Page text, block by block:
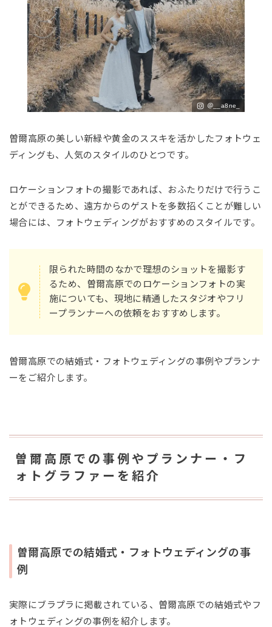
＠__a8ne_
曽爾高原の美しい新緑や黄金のススキを活かしたフォトウェ
ディングも、人気のスタイルのひとつです。
ロケーションフォトの撮影であれば、おふたりだけで行うこ
とができるため、遠方からのゲストを多数招くことが難しい
場合には、フォトウェディングがおすすめのスタイルです。
限られた時間のなかで理想のショットを撮影す
るため、曽爾高原でのロケーションフォトの実
施についても、現地に精通したスタジオやフリ
ープランナーへの依頼をおすすめします。
曽爾高原での結婚式・フォトウェディングの事例やプランナ
ーをご紹介します。
曽爾高原での事例やプランナー・フ
ォトグラファーを紹介
曽爾高原での結婚式・フォトウェディングの事
例
実際にブラプラに掲載されている、曽爾高原での結婚式やフ
ォトウェディングの事例を紹介します。